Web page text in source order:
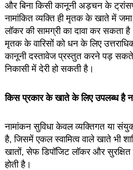
और बिना किसी कानूनी अड़चन के
नामांकित व्यक्ति ही मृतक के खाते में जमा
लॉकर की सामग्री का दावा कर सकता
मृतक के वारिसों को धन के लिए
कानूनी दस्तावेज प्रस्तुत करने पड़
निकासी में देरी हो सकती है।
किस प्रकार के खाते के लिए उपलब्ध है
नामांकन सुविधा केवल व्यक्तिगत या
है, जिसमें एकल स्वामित्व वाले खाते भी
खातों, सेफ डिपॉजिट लॉकर और
होती है।